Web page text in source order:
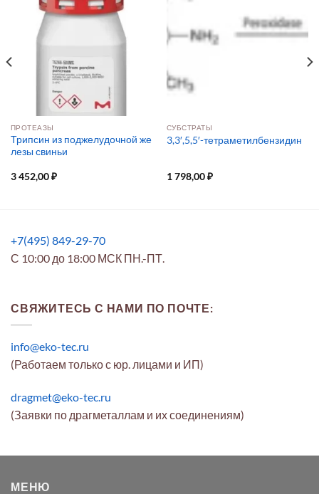
ПРОТЕАЗЫ
Трипсин из поджелудочной же
лезы свиньи
3 452,00₽
СУБСТРАТЫ
3,3′,5,5′-тетраметилбензидин
1 798,00₽
+7(495) 849-29-70
С 10:00 до 18:00 МСК ПН.-ПТ.
СВЯЖИТЕСЬ С НАМИ ПО ПОЧТЕ:
info@eko-tec.ru
(Работаем только с юр. лицами и ИП)
dragmet@eko-tec.ru
(Заявки по драгметаллам и их соединениям)
МЕНЮ